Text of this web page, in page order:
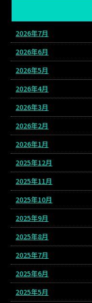
2026年7月
2026年6月
2026年5月
2026年4月
2026年3月
2026年2月
2026年1月
2025年12月
2025年11月
2025年10月
2025年9月
2025年8月
2025年7月
2025年6月
2025年5月